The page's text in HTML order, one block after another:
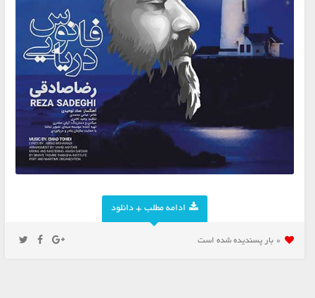
ادامه مطلب + دانلود
0 بار پسنديده شده است